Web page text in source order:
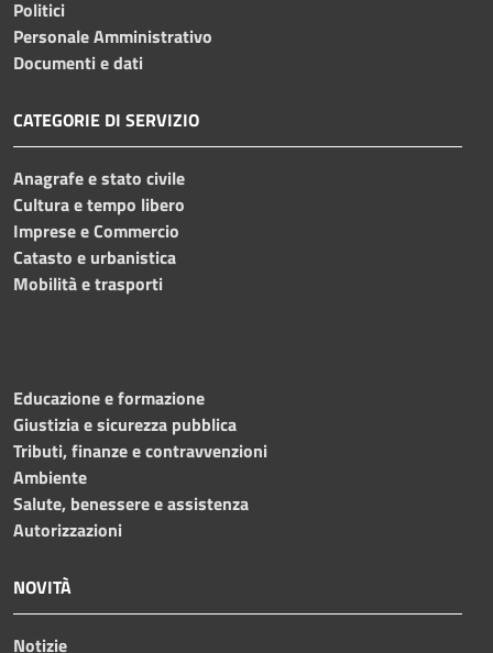
Politici
Personale Amministrativo
Documenti e dati
CATEGORIE DI SERVIZIO
Anagrafe e stato civile
Cultura e tempo libero
Imprese e Commercio
Catasto e urbanistica
Mobilità e trasporti
Educazione e formazione
Giustizia e sicurezza pubblica
Tributi, finanze e contravvenzioni
Ambiente
Salute, benessere e assistenza
Autorizzazioni
NOVITÀ
Notizie